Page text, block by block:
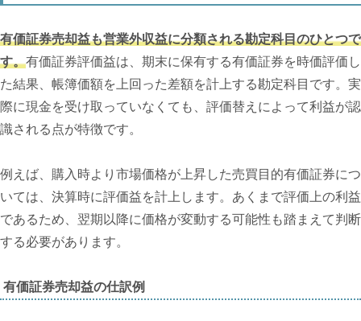
有価証券売却益も営業外収益に分類される勘定科目のひとつで
す。有価証券評価益は、期末に保有する有価証券を時価評価し
た結果、帳簿価額を上回った差額を計上する勘定科目です。実
際に現金を受け取っていなくても、評価替えによって利益が認
識される点が特徴です。
例えば、購入時より市場価格が上昇した売買目的有価証券につ
いては、決算時に評価益を計上します。あくまで評価上の利益
であるため、翌期以降に価格が変動する可能性も踏まえて判断
する必要があります。
有価証券売却益の仕訳例